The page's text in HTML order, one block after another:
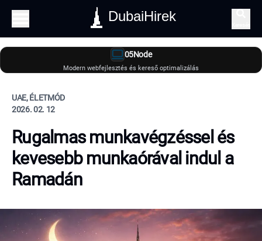
DubaiHirek
05Node
Modern webfejlesztés és kereső optimalizálás
UAE, ÉLETMÓD
2026. 02. 12
Rugalmas munkavégzéssel és
kevesebb munkaórával indul a
Ramadán